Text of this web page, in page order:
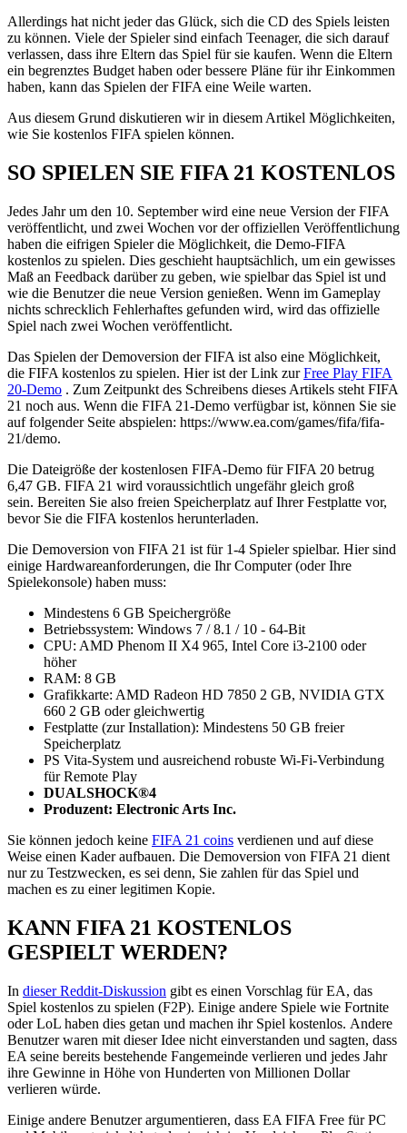
Allerdings hat nicht jeder das Glück, sich die CD des Spiels leisten
zu können. Viele der Spieler sind einfach Teenager, die sich darauf
verlassen, dass ihre Eltern das Spiel für sie kaufen. Wenn die Eltern
ein begrenztes Budget haben oder bessere Pläne für ihr Einkommen
haben, kann das Spielen der FIFA eine Weile warten.
Aus diesem Grund diskutieren wir in diesem Artikel Möglichkeiten,
wie Sie kostenlos FIFA spielen können.
SO SPIELEN SIE FIFA 21 KOSTENLOS
Jedes Jahr um den 10. September wird eine neue Version der FIFA
veröffentlicht, und zwei Wochen vor der offiziellen Veröffentlichung
haben die eifrigen Spieler die Möglichkeit, die Demo-FIFA
kostenlos zu spielen. Dies geschieht hauptsächlich, um ein gewisses
Maß an Feedback darüber zu geben, wie spielbar das Spiel ist und
wie die Benutzer die neue Version genießen. Wenn im Gameplay
nichts schrecklich Fehlerhaftes gefunden wird, wird das offizielle
Spiel nach zwei Wochen veröffentlicht.
Das Spielen der Demoversion der FIFA ist also eine Möglichkeit,
die FIFA kostenlos zu spielen. Hier ist der Link zurFree Play FIFA
20-Demo . Zum Zeitpunkt des Schreibens dieses Artikels steht FIFA
21 noch aus. Wenn die FIFA 21-Demo verfügbar ist, können Sie sie
auf folgender Seite abspielen: https://www.ea.com/games/fifa/fifa-
21/demo.
Die Dateigröße der kostenlosen FIFA-Demo für FIFA 20 betrug
6,47 GB. FIFA 21 wird voraussichtlich ungefähr gleich groß
sein. Bereiten Sie also freien Speicherplatz auf Ihrer Festplatte vor,
bevor Sie die FIFA kostenlos herunterladen.
Die Demoversion von FIFA 21 ist für 1-4 Spieler spielbar. Hier sind
einige Hardwareanforderungen, die Ihr Computer (oder Ihre
Spielekonsole) haben muss:
Mindestens 6 GB Speichergröße
Betriebssystem: Windows 7 / 8.1 / 10 - 64-Bit
CPU: AMD Phenom II X4 965, Intel Core i3-2100 oder
höher
RAM: 8 GB
Grafikkarte: AMD Radeon HD 7850 2 GB, NVIDIA GTX
660 2 GB oder gleichwertig
Festplatte (zur Installation): Mindestens 50 GB freier
Speicherplatz
PS Vita-System und ausreichend robuste Wi-Fi-Verbindung
für Remote Play
DUALSHOCK®4
Produzent: Electronic Arts Inc.
Sie können jedoch keine FIFA 21 coins verdienen und auf diese
Weise einen Kader aufbauen. Die Demoversion von FIFA 21 dient
nur zu Testzwecken, es sei denn, Sie zahlen für das Spiel und
machen es zu einer legitimen Kopie.
KANN FIFA 21 KOSTENLOS
GESPIELT WERDEN?
In dieser Reddit-Diskussion gibt es einen Vorschlag für EA, das
Spiel kostenlos zu spielen (F2P). Einige andere Spiele wie Fortnite
oder LoL haben dies getan und machen ihr Spiel kostenlos. Andere
Benutzer waren mit dieser Idee nicht einverstanden und sagten, dass
EA seine bereits bestehende Fangemeinde verlieren und jedes Jahr
ihre Gewinne in Höhe von Hunderten von Millionen Dollar
verlieren würde.
Einige andere Benutzer argumentieren, dass EA FIFA Free für PC